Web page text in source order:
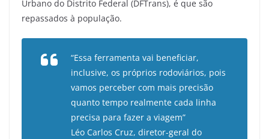
Urbano do Distrito Federal (DFTrans), é que são
repassados à população.
“Essa ferramenta vai beneficiar,
inclusive, os próprios rodoviários, pois
vamos perceber com mais precisão
quanto tempo realmente cada linha
precisa para fazer a viagem”
Léo Carlos Cruz, diretor-geral do